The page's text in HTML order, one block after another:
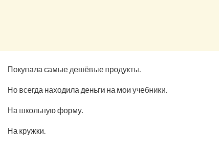
Покупала самые дешёвые продукты.
Но всегда находила деньги на мои учебники.
На школьную форму.
На кружки.